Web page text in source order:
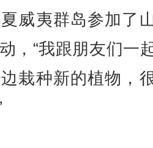
威夷群岛参加了
，“我跟朋友们一
栽种新的植物，